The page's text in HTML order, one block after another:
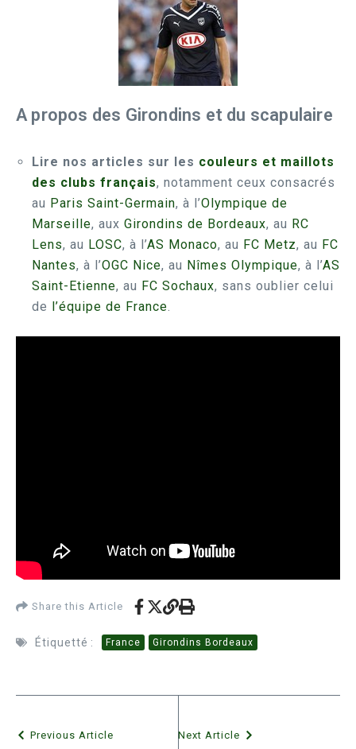
A propos des Girondins et du scapulaire
Lire nos articles sur les couleurs et maillots
des clubs français, notamment ceux consacrés
au Paris Saint-Germain, à l’Olympique de
Marseille, aux Girondins de Bordeaux, au RC
Lens, au LOSC, à l’AS Monaco, au FC Metz, au FC
Nantes, à l’OGC Nice, au Nîmes Olympique, à l’AS
Saint-Etienne, au FC Sochaux, sans oublier celui
de l’équipe de France
Share this Article
Étiquetté : France Girondins Bordeaux
Previous Article Next Article